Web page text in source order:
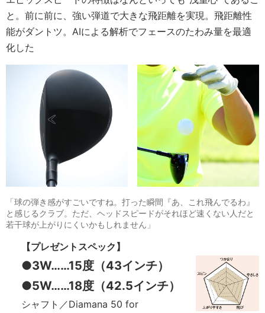
と。前に前に、強い弾道で大きな飛距離を実現。飛距離性
能がダントツ。AIによる解析でフェースのたわみ量を最適
化した
「球の弾き感がすごいですね。打った瞬間『あ、これ飛んでるわ』
と感じるクラブ。ただ、ヘッドスピードがそれほど速くない人だと
若干球が上がりにくいかもしれません」
【プレゼントスペック】
●3W……15度（43インチ）
●5W……18度（42.5インチ）
シャフト／Diamana 50 for